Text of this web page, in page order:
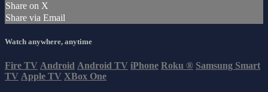
Share on X
Share via Email
Watch anywhere, anytime
Fire TV Android Android TV iPhone Roku ® Samsung Smart
TV Apple TV XBox One